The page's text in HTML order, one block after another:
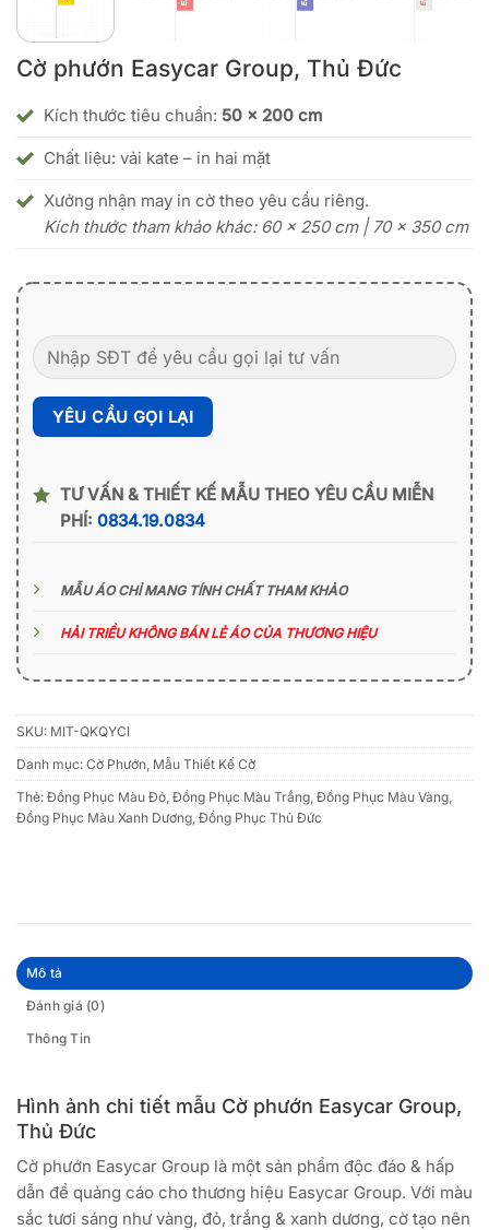
Cờ phướn Easycar Group, Thủ Đức
Kích thước tiêu chuẩn: 50 x 200 cm
Chất liệu: vải kate – in hai mặt
Xưởng nhận may in cờ theo yêu cầu riêng.
Kích thước tham khảo khác: 60 x 250 cm | 70 x 350 cm
TƯ VẤN & THIẾT KẾ MẪU THEO YÊU CẦU MIỄN
PHÍ: 0834.19.0834
MẪU ÁO CHỈ MANG TÍNH CHẤT THAM KHẢO
HẢI TRIỀU KHÔNG BÁN LẺ ÁO CỦA THƯƠNG HIỆU
SKU: MIT-QKQYCI
Danh mục: Cờ Phướn Mẫu Thiết Kế Cờ
Thẻ: Đồng Phục Màu Đỏ Đồng Phục Màu Trắng Đồng Phục Màu Vàng
Đồng Phục Màu Xanh Dương Đồng Phục Thủ Đức
Mô tả
Đánh giá (0)
Thông Tin
Hình ảnh chi tiết mẫu Cờ phướn Easycar Group,
Thủ Đức
Cờ phướn Easycar Group là một sản phẩm độc đáo & hấp
dẫn để quảng cáo cho thương hiệu Easycar Group. Với màu
sắc tươi sáng như vàng, đỏ, trắng & xanh dương, cờ tạo nên